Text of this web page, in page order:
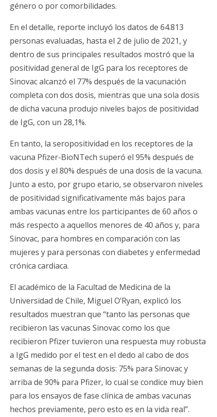
género o por comorbilidades.
En el detalle, reporte incluyó los datos de 64.813
personas evaluadas, hasta el 2 de julio de 2021, y
dentro de sus principales resultados mostró que la
positividad general de IgG para los receptores de
Sinovac alcanzó el 77% después de la vacunación
completa con dos dosis, mientras que una sola dosis
de dicha vacuna produjo niveles bajos de positividad
de IgG, con un 28,1%.
En tanto, la seropositividad en los receptores de la
vacuna Pfizer-BioNTech superó el 95% después de
dos dosis y el 80% después de una dosis de la vacuna.
Junto a esto, por grupo etario, se observaron niveles
de positividad significativamente más bajos para
ambas vacunas entre los participantes de 60 años o
más respecto a aquellos menores de 40 años y, para
Sinovac, para hombres en comparación con las
mujeres y para personas con diabetes y enfermedad
crónica cardiaca.
El académico de la Facultad de Medicina de la
Universidad de Chile, Miguel O’Ryan, explicó los
resultados muestran que “tanto las personas que
recibieron las vacunas Sinovac como los que
recibieron Pfizer tuvieron una respuesta muy robusta
a IgG medido por el test en el dedo al cabo de dos
semanas de la segunda dosis: 75% para Sinovac y
arriba de 90% para Pfizer, lo cual se condice muy bien
para los ensayos de fase clínica de ambas vacunas
hechos previamente, pero esto es en la vida real”.